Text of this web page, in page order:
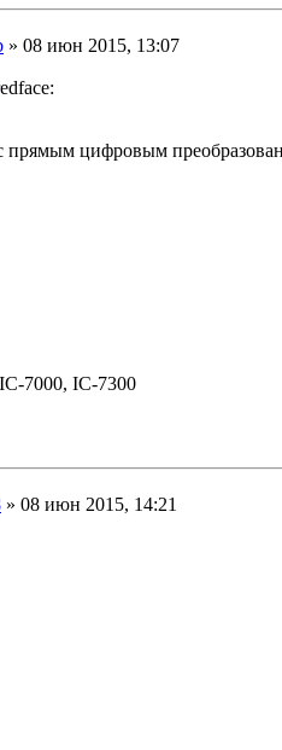
» 08 июн 2015, 13:07
прямым цифровым
7000, IC-7300
» 08 июн 2015, 14:21